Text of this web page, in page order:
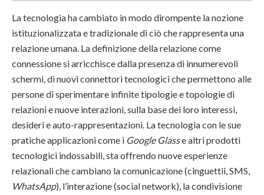
La tecnologia ha cambiato in modo dirompente la nozione
istituzionalizzata e tradizionale di ciò che rappresenta una
relazione umana. La definizione della relazione come
connessione si arricchisce dalla presenza di innumerevoli
schermi, di nuovi connettori tecnologici che permettono alle
persone di sperimentare infinite tipologie e topologie di
relazioni e nuove interazioni, sulla base dei loro interessi,
desideri e auto-rappresentazioni. La tecnologia con le sue
pratiche applicazioni come i Google Glasse altri prodotti
tecnologici indossabili, sta offrendo nuove esperienze
relazionali che cambiano la comunicazione (cinguettii, SMS,
WhatsApp), l’interazione (social network), la condivisione